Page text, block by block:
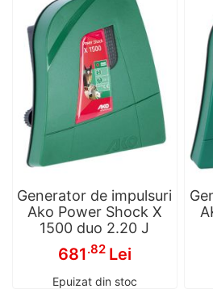
Generator de impulsuri
Ako Power Shock X
1500 duo 2.20 J
681.82 Lei
Epuizat din stoc